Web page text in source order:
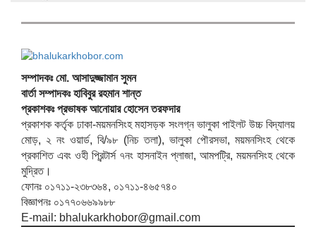
সম্পাদকঃ মো. আসাদুজ্জামান সুমন
বার্তা সম্পাদকঃ হাবিবুর রহমান শান্ত
প্রকাশকঃ প্রভাষক আনোয়ার হোসেন তরফদার
প্রকাশক কর্তৃক ঢাকা-ময়মনসিংহ মহাসড়ক সংলগ্ন ভালুকা পাইলট উচ্চ বিদ্যালয়
মোড়, ২ নং ওয়ার্ড, বি/৯৮ (নিচ তলা), ভালুকা পৌরসভা, ময়মনসিংহ থেকে
প্রকাশিত এবং ওহী প্রিন্টার্স ৭নং হাসনাইন প্লাজা, আমপট্রি, ময়মনসিংহ থেকে
মুদ্রিত।
ফোনঃ ০১৭১১-২৩৮৩৬৪, ০১৭১১-৪৬৫৭৪০
বিজ্ঞাপনঃ ০১৭৭০৬৬৯৯৮৮
E-mail: bhalukarkhobor@gmail.com